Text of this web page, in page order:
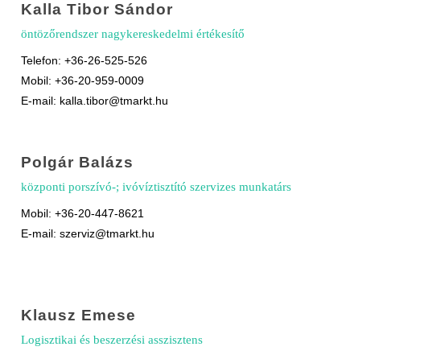
Kalla Tibor Sándor
öntözőrendszer nagykereskedelmi értékesítő
Telefon: +36-26-525-526
Mobil: +36-20-959-0009
E-mail: kalla.tibor@tmarkt.hu
Polgár Balázs
központi porszívó-; ivóvíztisztító szervizes munkatárs
Mobil: +36-20-447-8621
E-mail: szerviz@tmarkt.hu
Klausz Emese
Logisztikai és beszerzési asszisztens